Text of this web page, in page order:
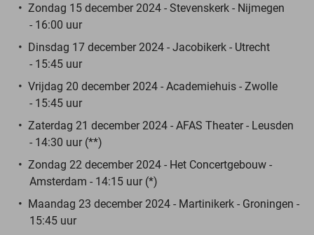
Zondag 15 december 2024 - Stevenskerk - Nijmegen
- 16:00 uur
Dinsdag 17 december 2024 - Jacobikerk - Utrecht
- 15:45 uur
Vrijdag 20 december 2024 - Academiehuis - Zwolle
- 15:45 uur
Zaterdag 21 december 2024 - AFAS Theater - Leusden
- 14:30 uur (**)
Zondag 22 december 2024 - Het Concertgebouw -
Amsterdam - 14:15 uur (*)
Maandag 23 december 2024 - Martinikerk - Groningen -
15:45 uur